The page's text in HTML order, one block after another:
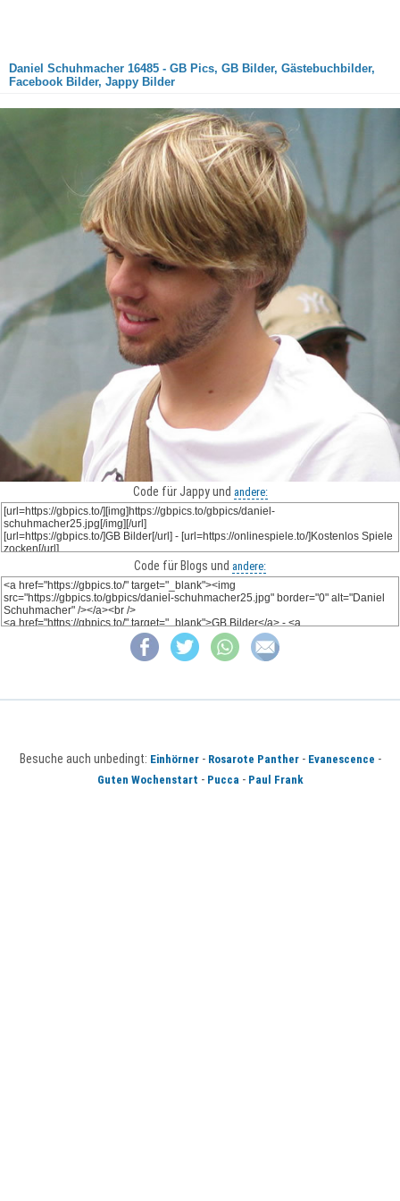
Daniel Schuhmacher 16485 - GB Pics, GB Bilder, Gästebuchbilder,
Facebook Bilder, Jappy Bilder
Code für Jappy und andere:
Code für Blogs und andere:
Besuche auch unbedingt: Einhörner- Rosarote Panther- Evanescence -
Guten Wochenstart - Pucca - Paul Frank